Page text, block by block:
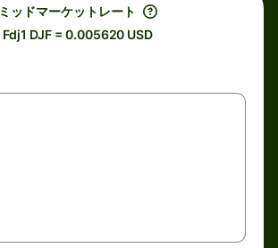
ミッドマーケットレート
Fdj1 DJF = 0.005620 USD